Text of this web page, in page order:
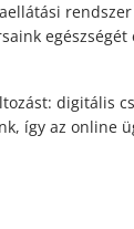
egészségét
digitális
így az online